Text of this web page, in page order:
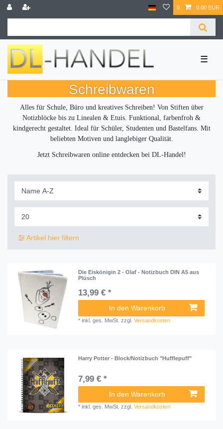
0 0,00 EUR
☰
Schreibwaren
Alles für Schule, Büro und kreatives Schreiben! Von Stiften über
Notizblöcke bis zu Linealen & Etuis. Funktional, farbenfroh &
kindgerecht gestaltet. Ideal für Schüler, Studenten und Bastelfans. Mit
beliebten Motiven und langlebiger Qualität.
Jetzt Schreibwaren online entdecken bei DL-Handel!
Artikel hier filtern
Die Eiskönigin 2 - Olaf - Notizbuch DIN A5 aus
Plüsch
13,99 € *
In den Warenkorb
*inkl. ges. MwSt. zzgl.Versandkosten
Harry Potter - Block/Notizbuch "Hufflepuff"
7,99 € *
In den Warenkorb
*inkl. ges. MwSt. zzgl.Versandkosten